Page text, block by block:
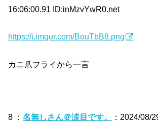
16:06:00.91 ID:inMzvYwR0.net
https://i.imgur.com/BouTbB8.png
カニ爪フライから一言
8 ：名無しさん＠涙目です。
：2024/08/